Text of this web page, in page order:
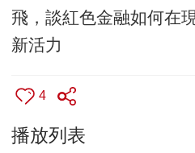
飛，談紅色金融如何在
新活力
4
播放列表